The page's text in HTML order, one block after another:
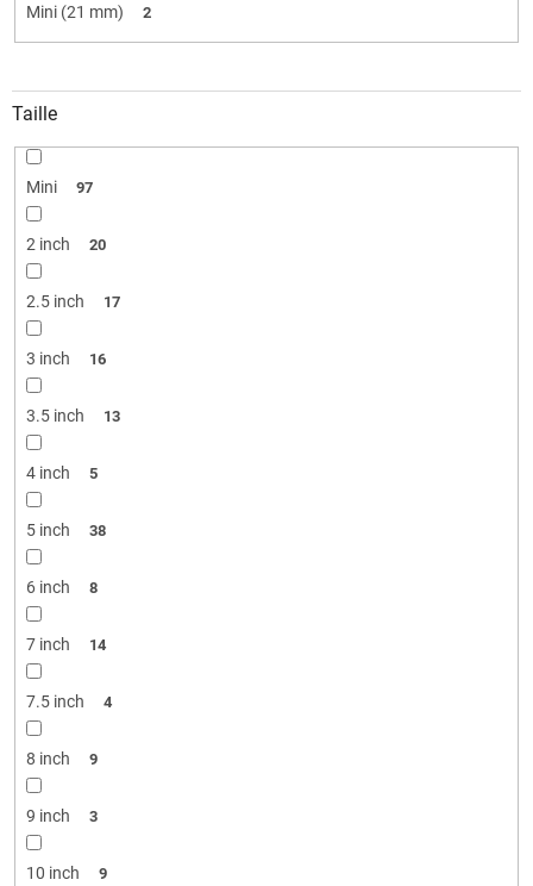
Mini (21 mm) 2
Taille
Mini 97
2 inch 20
2.5 inch 17
3 inch 16
3.5 inch 13
4 inch 5
5 inch 38
6 inch 8
7 inch 14
7.5 inch 4
8 inch 9
9 inch 3
10 inch 9